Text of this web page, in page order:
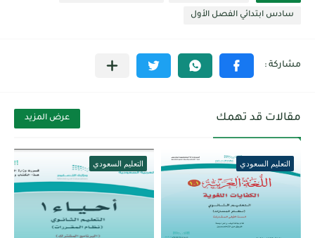
سادس ابتدائي الفصل الأول
مقالات قد تهمك عرض المزيد
التعليم السعودي التعليم السعودي